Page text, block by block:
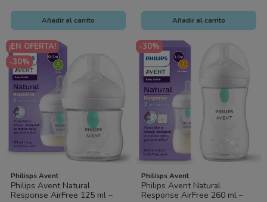
Añadir al carrito Añadir al carrito
¡EN OFERTA!
-30%
Philisps Avent
Philips Avent Natural
Response AirFree 125 ml –
-30%
Philisps Avent
Philips Avent Natural
Response AirFree 260 ml –